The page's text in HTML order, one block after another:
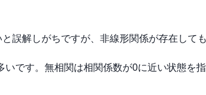
誤解しがちですが、非線形関係が存在して
です。無相関は相関係数が0に近い状態を指